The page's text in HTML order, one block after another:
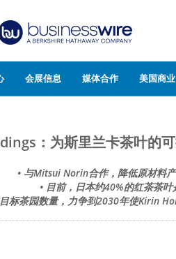
会展信息 媒体合作 美国商
：为斯里兰卡茶叶的
• 与Mitsui Norin合作，降低原材料
• 目前，日本约40%的红茶茶
标茶园数量，力争到2030年使Kirin